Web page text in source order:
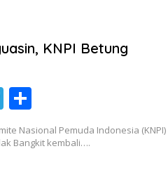
m
KNPI Betung
T
el
e
S
h
ar
Nasional Pemuda Indonesia (KNPI)
Bangkit kembali….